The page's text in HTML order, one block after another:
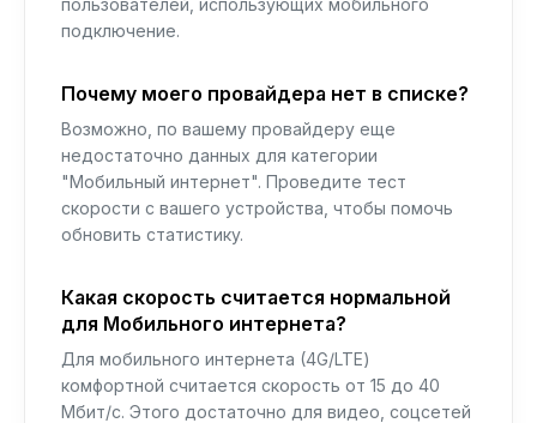
пользователей, использующих мобильного
подключение.
Почему моего провайдера нет в списке?
Возможно, по вашему провайдеру еще
недостаточно данных для категории
"Мобильный интернет". Проведите тест
скорости с вашего устройства, чтобы помочь
обновить статистику.
Какая скорость считается нормальной
для Мобильного интернета?
Для мобильного интернета (4G/LTE)
комфортной считается скорость от 15 до 40
Мбит/с. Этого достаточно для видео, соцсетей